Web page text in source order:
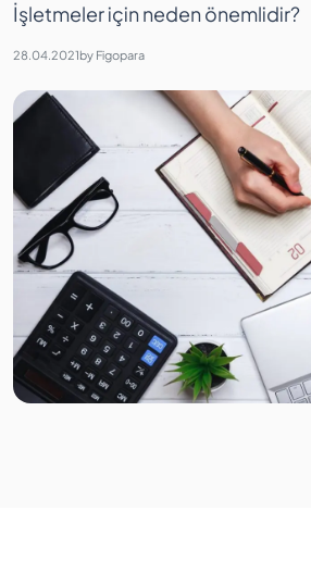
İşletmeler için neden önemlidir?
28.04.2021by Figopara